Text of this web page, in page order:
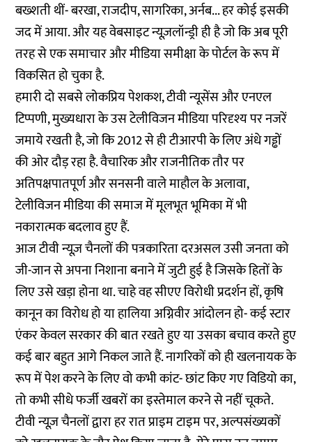
बख्शती थीं- बरखा, राजदीप, सागरिका, अर्नब... हर कोई इसकी
जद में आया. और यह वेबसाइट न्यूज़लॉन्ड्री ही है जो कि अब पूरी
तरह से एक समाचार और मीडिया समीक्षा के पोर्टल के रूप में
विकसित हो चुका है.
हमारी दो सबसे लोकप्रिय पेशकश, टीवी न्यूसेंस और एनएल
टिप्पणी, मुख्यधारा के उस टेलीविजन मीडिया परिदृश्य पर नजरें
जमाये रखती है, जो कि 2012 से ही टीआरपी के लिए अंधे गड्ढों
की ओर दौड़ रहा है. वैचारिक और राजनीतिक तौर पर
अतिपक्षपातपूर्ण और सनसनी वाले माहौल के अलावा,
टेलीविजन मीडिया की समाज में मूलभूत भूमिका में भी
नकारात्मक बदलाव हुए हैं.
आज टीवी न्यूज़ चैनलों की पत्रकारिता दरअसल उसी जनता को
जी-जान से अपना निशाना बनाने में जुटी हुई है जिसके हितों के
लिए उसे खड़ा होना था. चाहे वह सीएए विरोधी प्रदर्शन हों, कृषि
कानून का विरोध हो या हालिया अग्निवीर आंदोलन हो- कई स्टार
एंकर केवल सरकार की बात रखते हुए या उसका बचाव करते हुए
कई बार बहुत आगे निकल जाते हैं. नागरिकों को ही खलनायक के
रूप में पेश करने के लिए वो कभी कांट- छांट किए गए विडियो का,
तो कभी सीधेफर्जी खबरोंका इस्तेमाल करने से नहीं चूकते.
टीवी न्यूज़ चैनलों द्वारा हर रात प्राइम टाइम पर, अल्पसंख्यकों